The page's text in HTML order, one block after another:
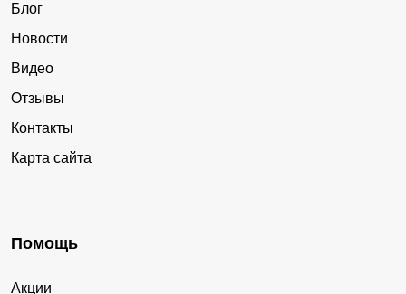
Блог
Новости
Видео
Отзывы
Контакты
Карта сайта
Помощь
Акции